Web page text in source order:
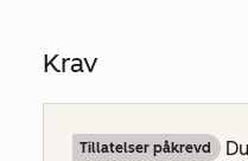
Krav
Tillatelser påkrevd